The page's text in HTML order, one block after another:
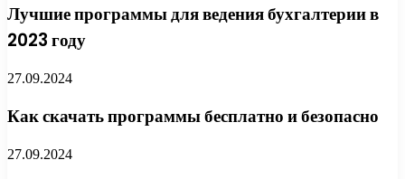
Лучшие программы для ведения бухгалтерии в
2023 году
27.09.2024
Как скачать программы бесплатно и безопасно
27.09.2024